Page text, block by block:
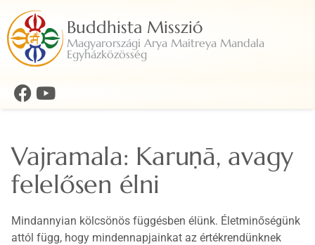
Buddhista Misszió
Magyarországi Arya Maitreya Mandala
Egyházközösség
Vajramala: Karuṇā, avagy
felelősen élni
Mindannyian kölcsönös függésben élünk. Életminőségünk
attól függ, hogy mindennapjainkat az értékrendünknek